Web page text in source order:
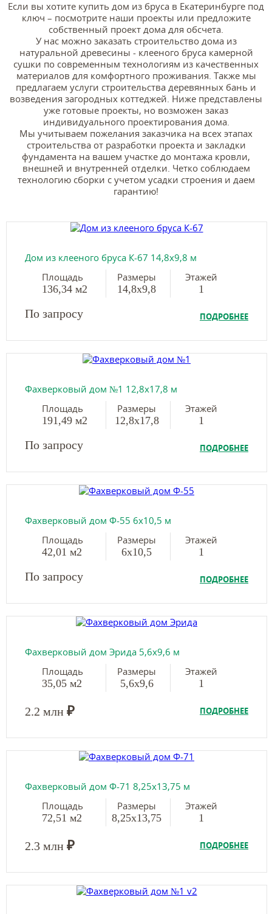
Если вы хотите купить дом из бруса в Екатеринбурге под
ключ – посмотрите наши проекты или предложите
собственный проект дома для обсчета.
У нас можно заказать строительство дома из
натуральной древесины - клееного бруса камерной
сушки по современным технологиям из качественных
материалов для комфортного проживания. Также мы
предлагаем услуги строительства деревянных бань и
возведения загородных коттеджей. Ниже представлены
уже готовые проекты, но возможен заказ
индивидуального проектирования дома.
Мы учитываем пожелания заказчика на всех этапах
строительства от разработки проекта и закладки
фундамента на вашем участке до монтажа кровли,
внешней и внутренней отделки. Четко соблюдаем
технологию сборки с учетом усадки строения и даем
гарантию!
Дом из клееного бруса К-67 14,8х9,8 м
Площадь
136,34 м2
Размеры
14,8х9,8
Этажей
1
По запросу ПОДРОБНЕЕ
Фахверковый дом №1 12,8х17,8 м
Площадь
191,49 м2
Размеры
12,8х17,8
Этажей
1
По запросу ПОДРОБНЕЕ
Фахверковый дом Ф-55 6х10,5 м
Площадь
42,01 м2
Размеры
6х10,5
Этажей
1
По запросу ПОДРОБНЕЕ
Фахверковый дом Эрида 5,6х9,6 м
Площадь
35,05 м2
Размеры
5,6х9,6
Этажей
1
2.2 млн ₽ ПОДРОБНЕЕ
Фахверковый дом Ф-71 8,25х13,75 м
Площадь
72,51 м2
Размеры
8,25х13,75
Этажей
1
2.3 млн ₽ ПОДРОБНЕЕ